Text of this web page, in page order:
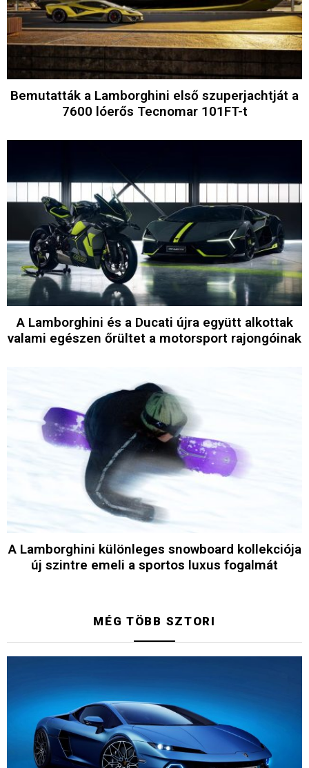
Bemutatták a Lamborghini első szuperjachtját a
7600 lóerős Tecnomar 101FT-t
A Lamborghini és a Ducati újra együtt alkottak
valami egészen őrültet a motorsport rajongóinak
A Lamborghini különleges snowboard kollekciója
új szintre emeli a sportos luxus fogalmát
MÉG TÖBB SZTORI